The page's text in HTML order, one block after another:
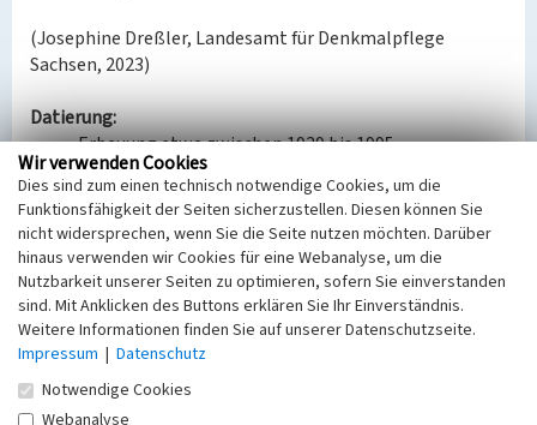
(Josephine Dreßler, Landesamt für Denkmalpflege
Sachsen, 2023)
Datierung:
Erbauung etwa zwischen 1939 bis 1995
Quellen/Literaturangaben:
Lausitzer und Mitteldeutsche Bergbau-
Verwaltungsgesellschaft mbH (LMBV) (Hg.):
Witznitz. Wandlungen und Perspektiven 08. 2018, S.
5, 6, 7.
Landesamt für Archäologie Sachsen: Luftbilder
1950er Jahre. 2021.
GeoSN, dl-de/by-2-0: DGM2 Sachsen. 2022.
Wir verwenden Cookies
Dies sind zum einen technisch notwendige Cookies, um die
Funktionsfähigkeit der Seiten sicherzustellen. Diesen können Sie
nicht widersprechen, wenn Sie die Seite nutzen möchten. Darüber
hinaus verwenden wir Cookies für eine Webanalyse, um die
Nutzbarkeit unserer Seiten zu optimieren, sofern Sie einverstanden
sind. Mit Anklicken des Buttons erklären Sie Ihr Einverständnis.
Weitere Informationen finden Sie auf unserer Datenschutzseite.
Impressum | Datenschutz
Notwendige Cookies
Webanalyse